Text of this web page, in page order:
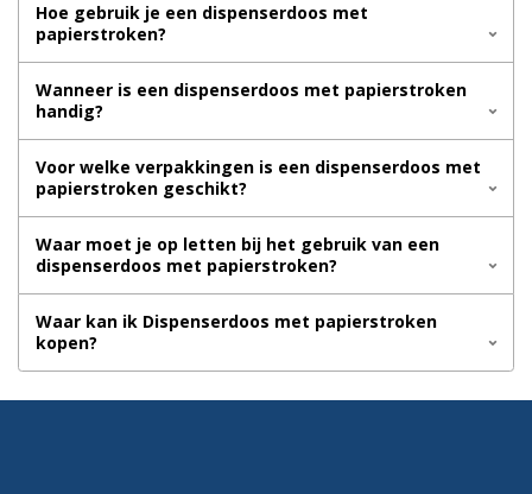
Hoe gebruik je een dispenserdoos met
papierstroken?
Wanneer is een dispenserdoos met papierstroken
handig?
Voor welke verpakkingen is een dispenserdoos met
papierstroken geschikt?
Waar moet je op letten bij het gebruik van een
dispenserdoos met papierstroken?
Waar kan ik Dispenserdoos met papierstroken
kopen?